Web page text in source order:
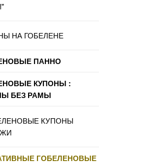
НА ГОБЕЛЕНЕ
ПАННО
КУПОНЫ :
БЕЗ РАМЫ
КУПОНЫ
ГОБЕЛЕНОВЫЕ